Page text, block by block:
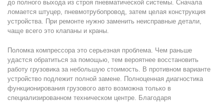
до полного выхода из строя пневматической системы. Сначала
ломается штуцер, пневмотрубопровод, затем целая конструкция
устройства. При ремонте нужно заменить неисправные детали,
чаще всего это клапаны и краны.
Поломка компрессора это серьезная проблема. Чем раньше
удастся обратиться за помощью, тем вероятнее восстановить
работу грузовика за небольшую стоимость. В противном варианте
устройство подлежит полной замене. Полноценная диагностика
функционирования грузового авто возможна только в
специализированном техническом центре. Благодаря